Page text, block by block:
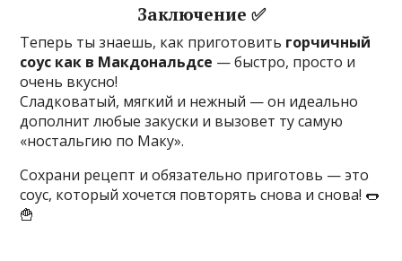
Заключение ✅
Теперь ты знаешь, как приготовить горчичный
соус как в Макдональдсе — быстро, просто и
очень вкусно!
Сладковатый, мягкий и нежный — он идеально
дополнит любые закуски и вызовет ту самую
«ностальгию по Маку».
Сохрани рецепт и обязательно приготовь — это
соус, который хочется повторять снова и снова! 🌭
🍟